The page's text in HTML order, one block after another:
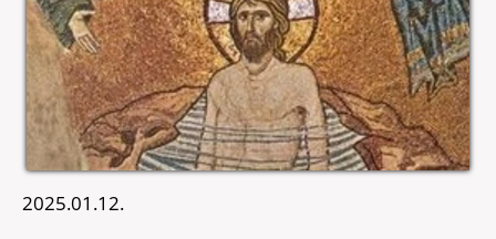
2025.01.12.